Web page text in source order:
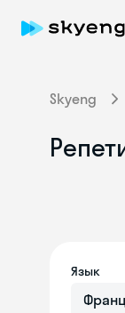
Skyeng
Язык